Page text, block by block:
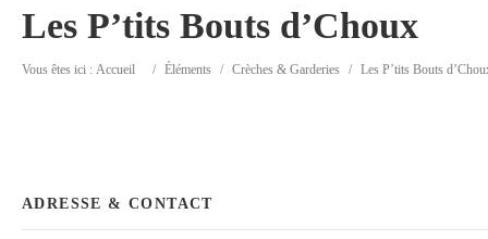
Catégorie
Les P’tits Bouts d’Choux
Vous êtes ici : Accueil / Éléments / Crèches & Garderies / Les P’tits Bouts
ADRESSE & CONTACT